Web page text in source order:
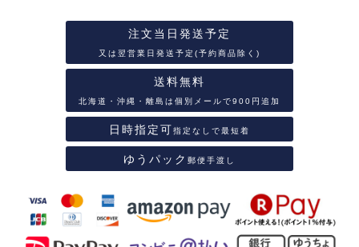
注文当日発送予定
又は翌営業日発送予定(予約商品除く)
送料無料
北海道・沖縄・離島は個別メールで900円追加
日時指定可指定なしで最短着
ゆうパック 郵便手渡し